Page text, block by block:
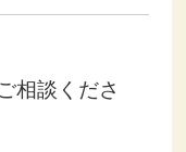
相談くださ